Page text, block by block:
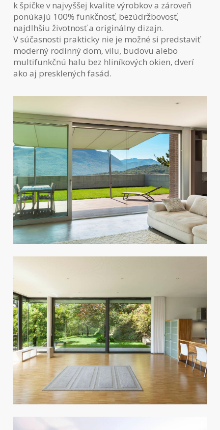
k špičke v najvyššej kvalite výrobkov a zároveň
ponúkajú 100% funkčnosť, bezúdržbovosť,
najdlhšiu životnosť a originálny dizajn.
V súčasnosti prakticky nie je možné si predstaviť
moderný rodinný dom, vilu, budovu alebo
multifunkčnú halu bez hliníkových okien, dverí
ako aj presklených fasád.